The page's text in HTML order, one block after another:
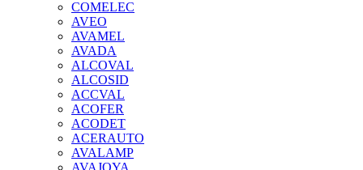
COMELEC
AVEO
AVAMEL
AVADA
ALCOVAL
ALCOSID
ACCVAL
ACOFER
ACODET
ACERAUTO
AVALAMP
AVAJOYA